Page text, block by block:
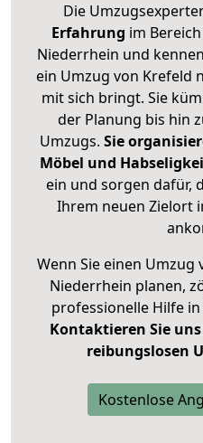
Die
Erfahrung im
Niederrhein und
ein Umzug von Krefeld
mit sich bringt. Sie
der Planung bis hin
Umzugs. Sie
Möbel und
ein und sorgen dafür,
Ihrem neuen Zielort
Wenn Sie einen
Niederrhein planen,
professionelle Hilfe
Kontaktieren Sie
reibungslosen
Kostenlose